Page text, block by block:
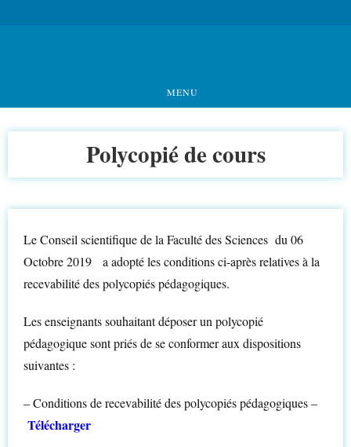
MENU
Polycopié de cours
Le Conseil scientifique de la Faculté des Sciences du 06
Octobre 2019 a adopté les conditions ci-après relatives à la
recevabilité des polycopiés pédagogiques.
Les enseignants souhaitant déposer un polycopié
pédagogique sont priés de se conformer aux dispositions
suivantes :
– Conditions de recevabilité des polycopiés pédagogiques –
Télécharger